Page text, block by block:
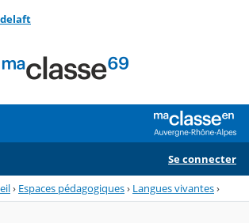
Se connecter
› Espaces pédagogiques› Langues vivantes›